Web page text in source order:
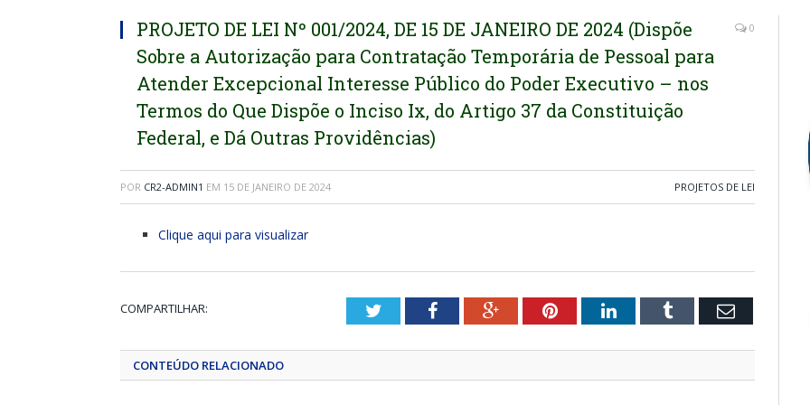
PROJETO DE LEI Nº 001/2024, DE 15 DE JANEIRO DE 2024 (Dispõe
Sobre a Autorização para Contratação Temporária de Pessoal para
Atender Excepcional Interesse Público do Poder Executivo – nos
Termos do Que Dispõe o Inciso Ix, do Artigo 37 da Constituição
Federal, e Dá Outras Providências)
0
POR CR2-ADMIN1 EM 15 DE JANEIRO DE 2024 PROJETOS DE LEI
Clique aqui para visualizar
COMPARTILHAR: TwitterFacebookGoogle+PinterestLinkedInTumblr Email
CONTEÚDO RELACIONADO